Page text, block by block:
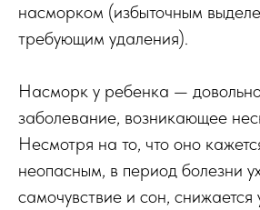
насморком (избыточным
требующим удаления).
Насморк у ребенка —
заболевание, возникающее
Несмотря на то, что оно
неопасным, в период болезни
самочувствие и сон, снижается